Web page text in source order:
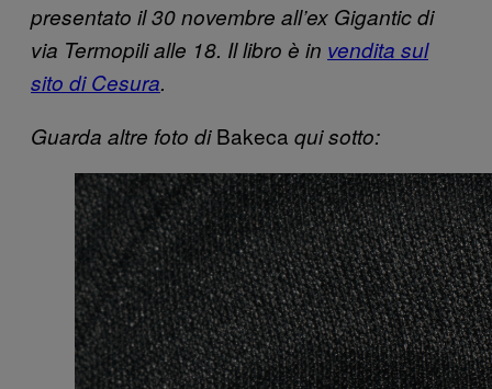
presentato il 30 novembre all’ex Gigantic di
via Termopili alle 18. Il libro è in vendita sul
sito di Cesura.
Guarda altre foto diBakeca qui sotto: